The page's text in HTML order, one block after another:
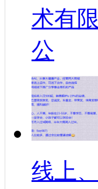
术有限
公
线上、